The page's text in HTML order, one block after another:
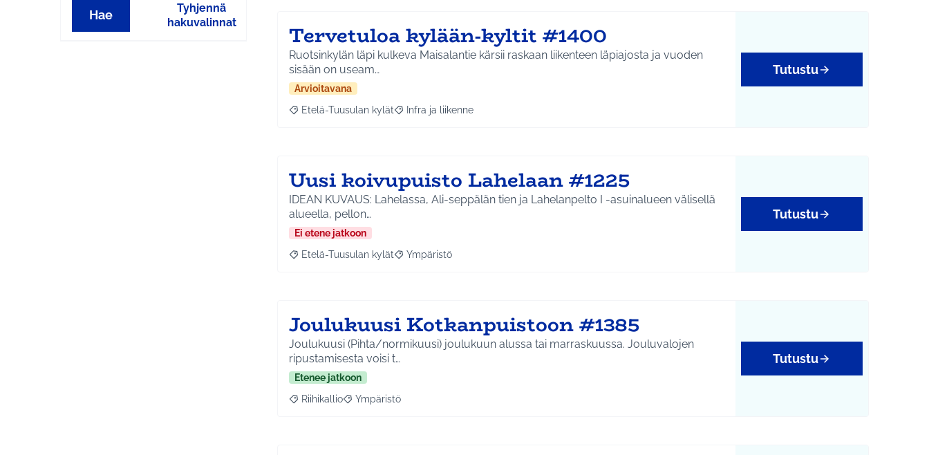
Hae
Tyhjennä
hakuvalinnat
Tervetuloa kylään-kyltit #1400
Ruotsinkylän läpi kulkeva Maisalantie kärsii raskaan liikenteen läpiajosta ja vuoden
sisään on useam…
Arvioitavana
Rajaa tulokset aihepiirin mukaan: Etelä-Tuusulan kylät
Etelä-Tuusulan kylät Rajaa tulokset teeman mukaan: Infra ja liikenne
Infra ja liikenne
Tutustu
Uusi koivupuisto Lahelaan #1225
IDEAN KUVAUS: Lahelassa, Ali-seppälän tien ja Lahelanpelto I -asuinalueen välisellä
alueella, pellon…
Ei etene jatkoon
Rajaa tulokset aihepiirin mukaan: Etelä-Tuusulan kylät
Etelä-Tuusulan kylät Rajaa tulokset teeman mukaan: Ympäristö
Ympäristö
Tutustu
Joulukuusi Kotkanpuistoon #1385
Joulukuusi (Pihta/normikuusi) joulukuun alussa tai marraskuussa. Jouluvalojen
ripustamisesta voisi t…
Etenee jatkoon
Rajaa tulokset aihepiirin mukaan: Riihikallio
Riihikallio Rajaa tulokset teeman mukaan: Ympäristö
Ympäristö
Tutustu